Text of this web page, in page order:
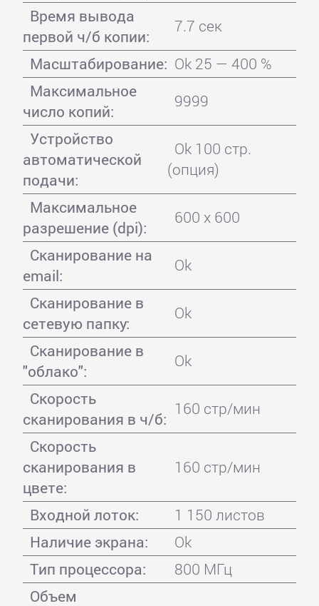
Время вывода
первой ч/б копии:
7.7 сек
Масштабирование: Ok 25 — 400 %
Максимальное
число копий:
9999
Устройство
автоматической
подачи:
Ok 100 стр.
(опция)
Максимальное
разрешение (dpi):
600 x 600
Сканирование на
email:
Ok
Сканирование в
сетевую папку:
Ok
Сканирование в
"облако":
Ok
Скорость
сканирования в ч/б:
160 стр/мин
Скорость
сканирования в
цвете:
160 стр/мин
Входной лоток:
1 150 листов
Наличие экрана:
Ok
Тип процессора:
800 МГц
Объем